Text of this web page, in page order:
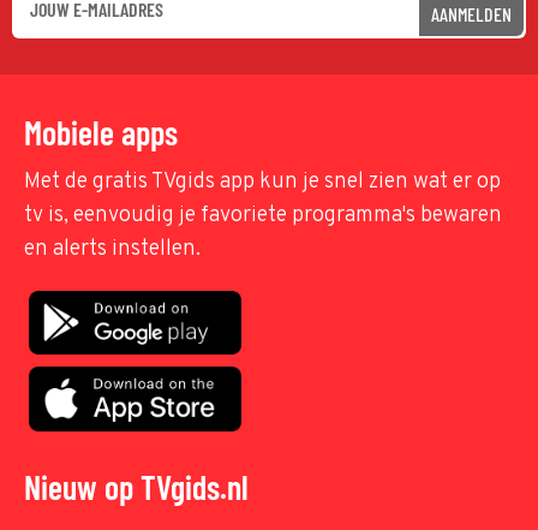
AANMELDEN
Mobiele apps
Met de gratis TVgids app kun je snel zien wat er op
tv is, eenvoudig je favoriete programma's bewaren
en alerts instellen.
Nieuw op TVgids.nl